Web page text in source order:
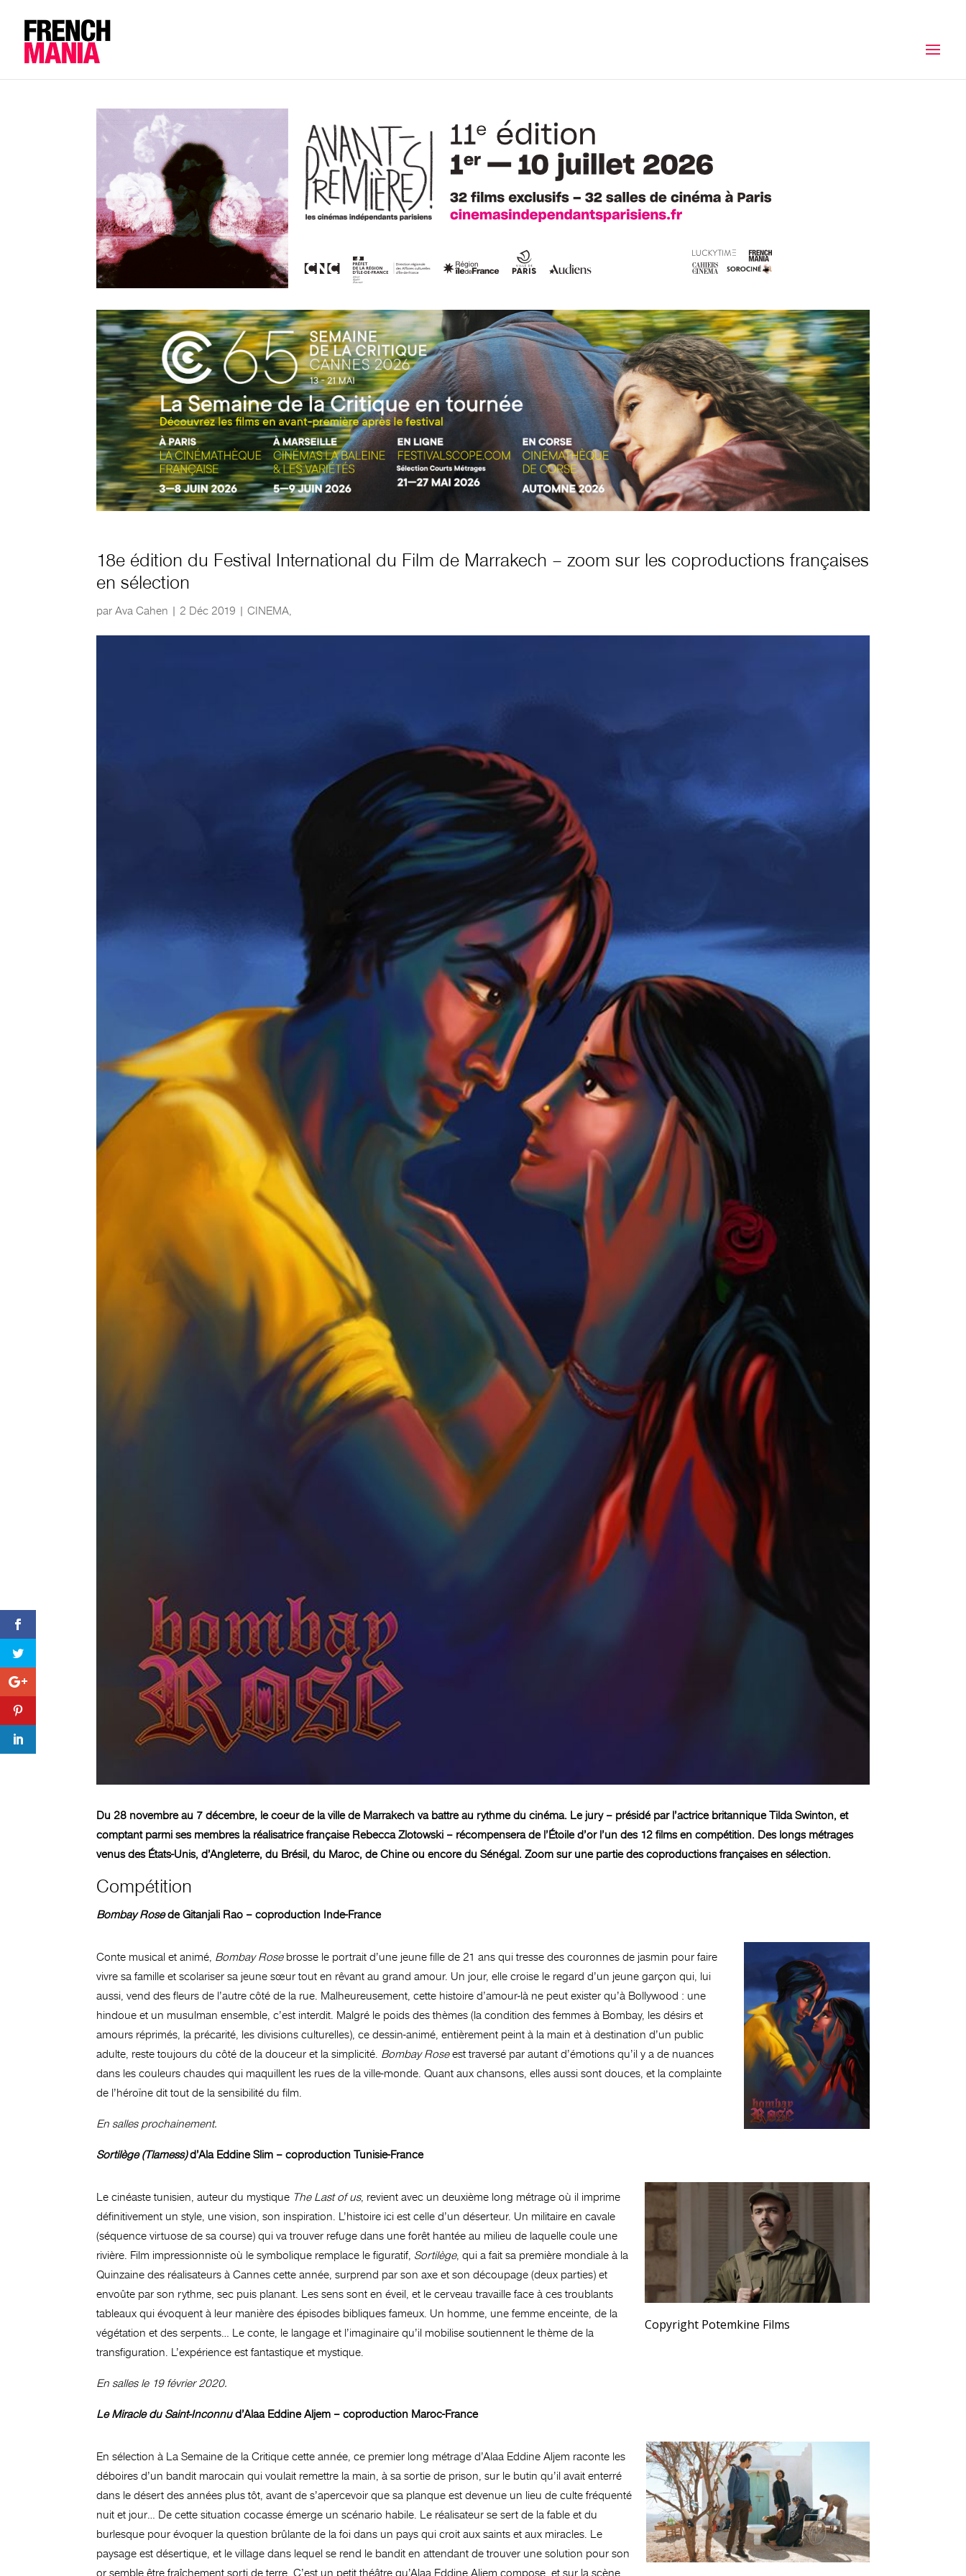
18e édition du Festival International du Film de Marrakech – zoom sur les coproductions françaises
en sélection
parAva Cahen | 2 Déc 2019 |CINEMA,
Du 28 novembre au 7 décembre, le coeur de la ville de Marrakech va battre au rythme du cinéma. Le jury – présidé par l’actrice britannique Tilda Swinton, et
comptant parmi ses membres la réalisatrice française Rebecca Zlotowski – récompensera de l’Étoile d’or l’un des 12 films en compétition. Des longs métrages
venus des États-Unis, d’Angleterre, du Brésil, du Maroc, de Chine ou encore du Sénégal. Zoom sur une partie des coproductions françaises en sélection.
Compétition
Bombay Rosede Gitanjali Rao – coproduction Inde-France
Conte musical et animé, Bombay Rosebrosse le portrait d’une jeune fille de 21 ans qui tresse des couronnes de jasmin pour faire
vivre sa famille et scolariser sa jeune sœur tout en rêvant au grand amour. Un jour, elle croise le regard d’un jeune garçon qui, lui
aussi, vend des fleurs de l’autre côté de la rue. Malheureusement, cette histoire d’amour-là ne peut exister qu’à Bollywood : une
hindoue et un musulman ensemble, c’est interdit. Malgré le poids des thèmes (la condition des femmes à Bombay, les désirs et
amours réprimés, la précarité, les divisions culturelles), ce dessin-animé, entièrement peint à la main et à destination d’un public
adulte, reste toujours du côté de la douceur et la simplicité. Bombay Roseest traversé par autant d’émotions qu’il y a de nuances
dans les couleurs chaudes qui maquillent les rues de la ville-monde. Quant aux chansons, elles aussi sont douces, et la complainte
de l’héroïne dit tout de la sensibilité du film.
En salles prochainement.
Sortilège (Tlamess)d’Ala Eddine Slim – coproduction Tunisie-France
Copyright Potemkine Films
Le cinéaste tunisien, auteur du mystique The Last of us, revient avec un deuxième long métrage où il imprime
définitivement un style, une vision, son inspiration. L’histoire ici est celle d’un déserteur. Un militaire en cavale
(séquence virtuose de sa course) qui va trouver refuge dans une forêt hantée au milieu de laquelle coule une
rivière. Film impressionniste où le symbolique remplace le figuratif, Sortilège, qui a fait sa première mondiale à la
Quinzaine des réalisateurs à Cannes cette année, surprend par son axe et son découpage (deux parties) et
envoûte par son rythme, sec puis planant. Les sens sont en éveil, et le cerveau travaille face à ces troublants
tableaux qui évoquent à leur manière des épisodes bibliques fameux. Un homme, une femme enceinte, de la
végétation et des serpents… Le conte, le langage et l’imaginaire qu’il mobilise soutiennent le thème de la
transfiguration. L’expérience est fantastique et mystique.
En salles le 19 février 2020.
Le Miracle du Saint-Inconnud’Alaa Eddine Aljem – coproduction Maroc-France
En sélection à La Semaine de la Critique cette année, ce premier long métrage d’Alaa Eddine Aljem raconte les
déboires d’un bandit marocain qui voulait remettre la main, à sa sortie de prison, sur le butin qu’il avait enterré
dans le désert des années plus tôt, avant de s’apercevoir que sa planque est devenue un lieu de culte fréquenté
nuit et jour… De cette situation cocasse émerge un scénario habile. Le réalisateur se sert de la fable et du
burlesque pour évoquer la question brûlante de la foi dans un pays qui croit aux saints et aux miracles. Le
paysage est désertique, et le village dans lequel se rend le bandit en attendant de trouver une solution pour son
or semble être fraîchement sorti de terre. C’est un petit théâtre qu’Alaa Eddine Aljem compose, et sur la scène